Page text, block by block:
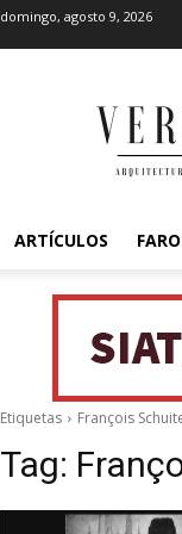
domingo, agosto 9, 2026
ARTÍCULOS FARO
Etiquetas François
Tag: